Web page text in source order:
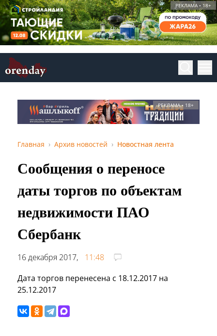
РЕКЛАМА • 18+
РЕКЛАМА • 18+
Главная Архив новостей Новостная лента
Сообщения о переносе
даты торгов по объектам
недвижимости ПАО
Сбербанк
16 декабря 2017,
11:48
Дата торгов перенесена с 18.12.2017 на
25.12.2017